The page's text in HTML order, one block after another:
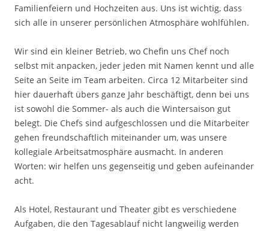
Familienfeiern und Hochzeiten aus. Uns ist wichtig, dass
sich alle in unserer persönlichen Atmosphäre wohlfühlen.
Wir sind ein kleiner Betrieb, wo Chefin uns Chef noch
selbst mit anpacken, jeder jeden mit Namen kennt und alle
Seite an Seite im Team arbeiten. Circa 12 Mitarbeiter sind
hier dauerhaft übers ganze Jahr beschäftigt, denn bei uns
ist sowohl die Sommer- als auch die Wintersaison gut
belegt. Die Chefs sind aufgeschlossen und die Mitarbeiter
gehen freundschaftlich miteinander um, was unsere
kollegiale Arbeitsatmosphäre ausmacht. In anderen
Worten: wir helfen uns gegenseitig und geben aufeinander
acht.
Als Hotel, Restaurant und Theater gibt es verschiedene
Aufgaben, die den Tagesablauf nicht langweilig werden